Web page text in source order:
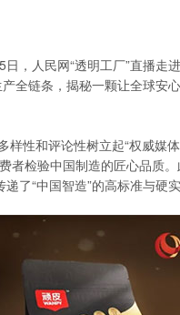
，人民网“透明工厂”直播走
全链条，揭秘一颗让全球安
性和评论性树立起“权威媒
者检验中国制造的匠心品质
了“中国智造”的高标准与硬实